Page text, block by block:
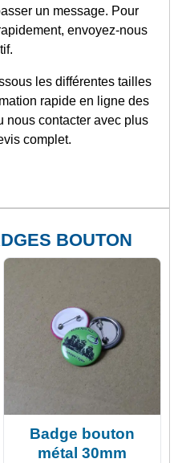
un message. Pour
envoyez-nous
les différentes tailles
rapide en ligne des
nous contacter avec plus
complet.
BOUTON
Badge bouton
métal 30mm